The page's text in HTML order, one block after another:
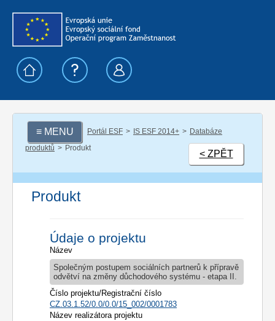
≡ MENU Portál ESF IS ESF 2014+
Databáze
produktů
Produkt
< ZPĚT
Produkt
Údaje o projektu
Název
Společným postupem sociálních partnerů k přípravě
odvětví na změny důchodového systému - etapa II.
Číslo projektu/Registrační číslo
CZ.03.1.52/0.0/0.0/15_002/0001783
Název realizátora projektu